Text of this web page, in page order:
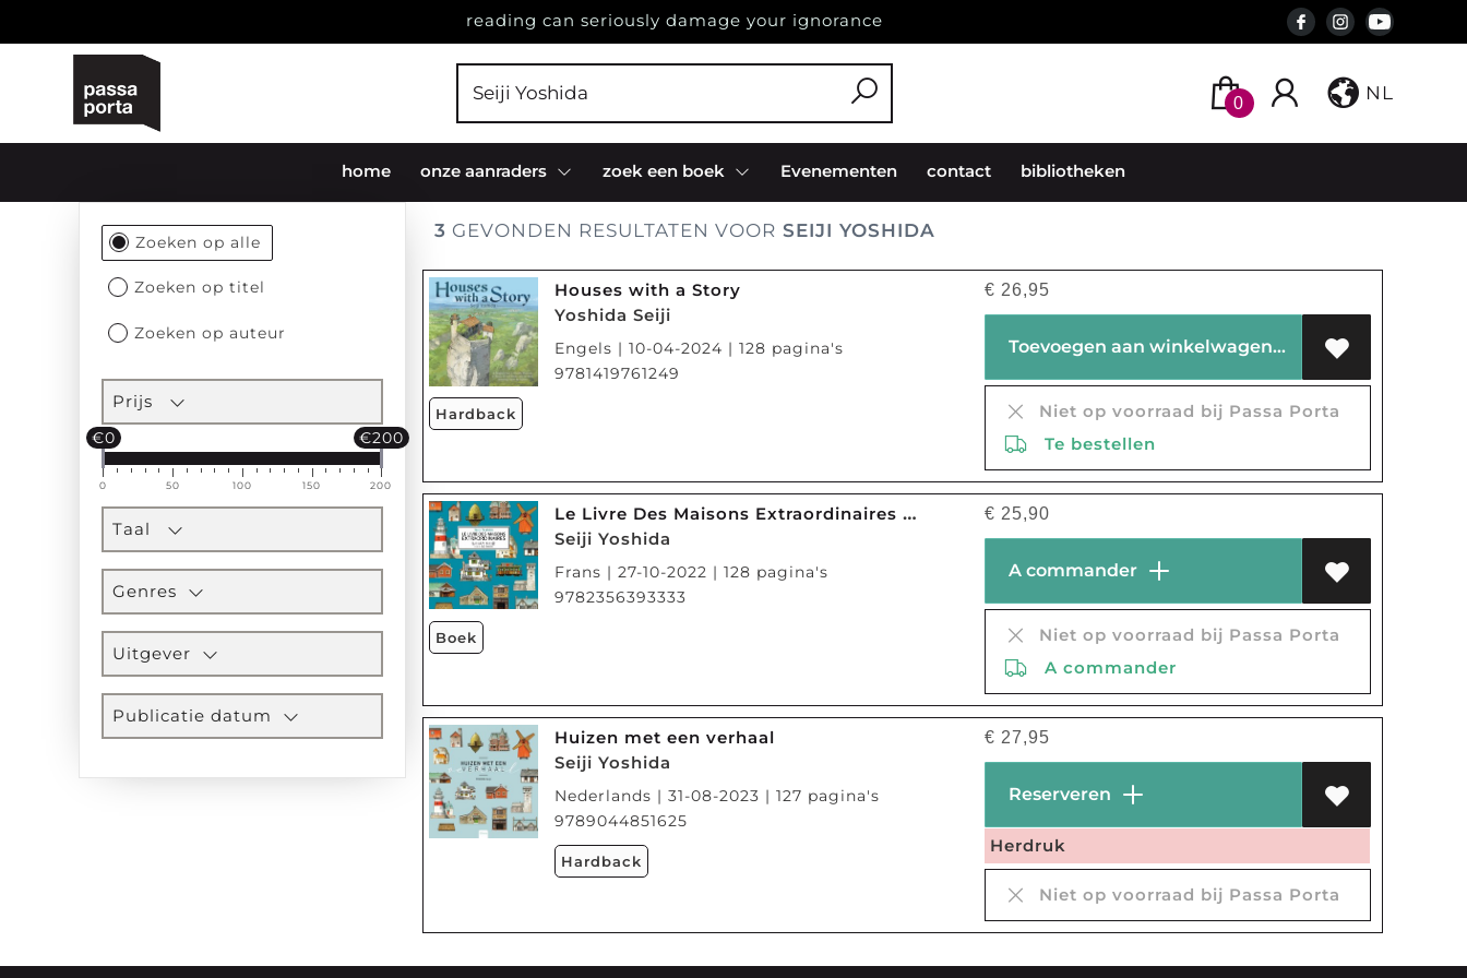
reading can seriously damage your ignorance
0 NL
home onze aanraders zoek een boek Evenementen contact bibliotheken
Filtersectie
Zoeken op alle
Zoeken op titel
Zoeken op auteur
Prijs
€0 €200
0 50 100 150 200
Taal
Genres
Uitgever
Publicatie datum
3 GEVONDEN RESULTATEN VOOR SEIJI YOSHIDA
Houses with a Story
Yoshida Seiji
Engels | 10-04-2024 | 128 pagina's
9781419761249
Hardback
€ 26,95
Toevoegen aan winkelwagen
Niet op voorraad bij Passa Porta
Te bestellen
Le Livre Des Maisons Extraordinaires : L'art De Seiji Yoshid
Seiji Yoshida
Frans | 27-10-2022 | 128 pagina's
9782356393333
Boek
€ 25,90
A commander
Niet op voorraad bij Passa Porta
A commander
Huizen met een verhaal
Seiji Yoshida
Nederlands | 31-08-2023 | 127 pagina's
9789044851625
Hardback
€ 27,95
Reserveren
Herdruk
Niet op voorraad bij Passa Porta